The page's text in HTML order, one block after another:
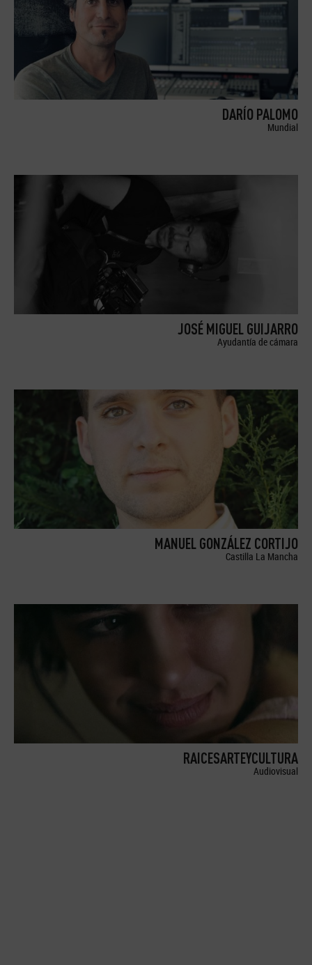
DARÍO PALOMO
Mundial
JOSÉ MIGUEL GUIJARRO
Ayudantía de cámara
MANUEL GONZÁLEZ CORTIJO
Castilla La Mancha
RAICESARTEYCULTURA
Audiovisual